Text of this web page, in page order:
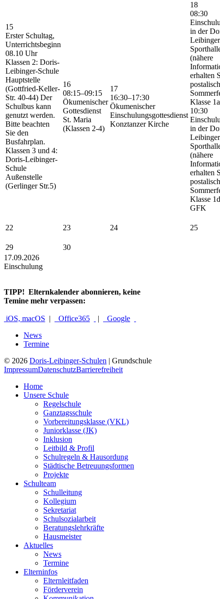
15
Erster Schultag,
Unterrichtsbeginn
08.10 Uhr
Klassen 2: Doris-
Leibinger-Schule
Hauptstelle
(Gottfried-Keller-
Str. 40-44) Der
Schulbus kann
genutzt werden.
Bitte beachten
Sie den
Busfahrplan.
Klassen 3 und 4:
Doris-Leibinger-
Schule
Außenstelle
(Gerlinger Str.5)
16
08:15–09:15
Ökumenischer
Gottesdienst
St. Maria
(Klassen 2-4)
17
16:30–17:30
Ökumenischer
Einschulungsgottesdienst
Konztanzer Kirche
18
08:30
in der
(nähere
erhalten
Klasse
10:30
in der
(nähere
erhalten
Klasse
GFK
22 23 24 25
29
30
17.09.2026
Einschulung
TIPP! Elternkalender abonnieren, keine
Temine mehr verpassen:
iOS, macOS | Office365 |
Google
News
Termine
© 2026 Doris-Leibinger-Schulen | Grundschule
ImpressumDatenschutzBarrierefreiheit
Home
Unsere Schule
Regelschule
Ganztagsschule
Vorbereitungsklasse (VKL)
Juniorklasse (JK)
Inklusion
Leitbild & Profil
Schulregeln & Hausordung
Städtische Betreuungsformen
Projekte
Schulteam
Schulleitung
Kollegium
Sekretariat
Schulsozialarbeit
Beratungslehrkräfte
Hausmeister
Aktuelles
News
Termine
Elterninfos
Elternleitfaden
Förderverein